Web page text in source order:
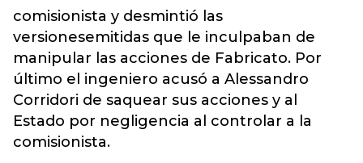
comisionista y desmintió las
versionesemitidas que le inculpaban de
manipular las acciones de Fabricato. Por
último el ingeniero acusó a Alessandro
Corridori de saquear sus acciones y al
Estado por negligencia al controlar a la
comisionista.